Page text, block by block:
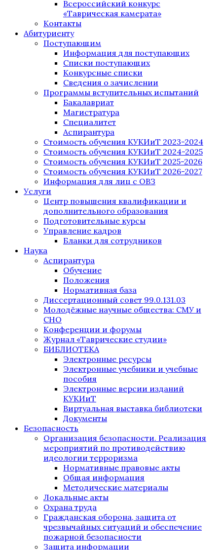
Всероссийский конкурс
«Таврическая камерата»
Контакты
Абитуриенту
Поступающим
Информация для поступающих
Списки поступающих
Конкурсные списки
Сведения о зачислении
Программы вступительных испытаний
Бакалавриат
Магистратура
Специалитет
Аспирантура
Стоимость обучения КУКИиТ 2023-2024
Стоимость обучения КУКИиТ 2024-2025
Стоимость обучения КУКИиТ 2025-2026
Стоимость обучения КУКИиТ 2026-2027
Информация для лиц с ОВЗ
Услуги
Центр повышения квалификации и
дополнительного образования
Подготовительные курсы
Управление кадров
Бланки для сотрудников
Наука
Аспирантура
Обучение
Положения
Нормативная база
Диссертационный совет 99.0.131.03
Молодёжные научные общества: СМУ и
СНО
Конференции и форумы
Журнал «Таврические студии»
БИБЛИОТЕКА
Электронные ресурсы
Электронные учебники и учебные
пособия
Электронные версии изданий
КУКИиТ
Виртуальная выставка библиотеки
Документы
Безопасность
Организация безопасности. Реализация
мероприятий по противодействию
идеологии терроризма
Нормативные правовые акты
Общая информация
Методические материалы
Локальные акты
Охрана труда
Гражданская оборона, защита от
чрезвычайных ситуаций и обеспечение
пожарной безопасности
Защита информации